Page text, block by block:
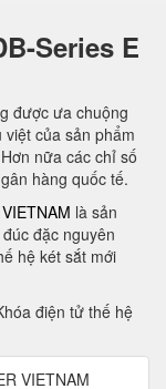
Series E
được ưa chuộng
của sản phẩm
nữa các chỉ số
hàng quốc tế.
là sản
đặc nguyên
hệ két sắt mới
điện tử thế hệ